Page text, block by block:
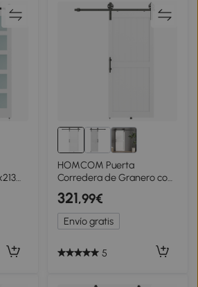
HOMCOM Puerta
Corredera de Granero con
Herrajes Manija Rodillo y
Guía de Suelo Mejorados
para Baño Salón 91,5x213,4
cm Blanco
321,99€
Envío gratis
5